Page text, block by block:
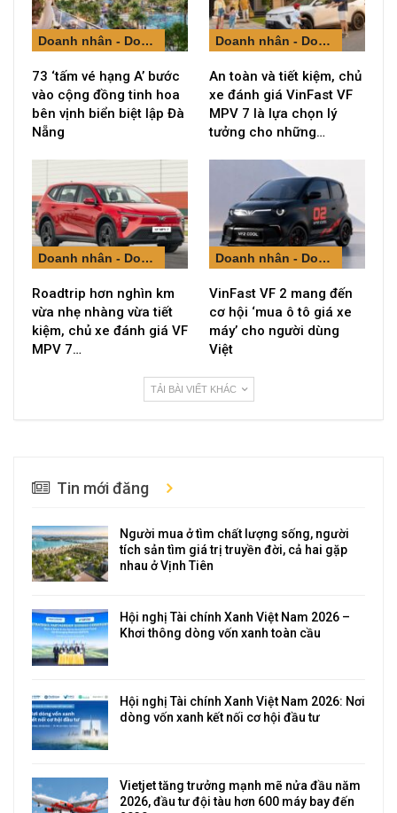
Doanh nhân - Doanh nghiệp
73 ‘tấm vé hạng A’ bước
vào cộng đồng tinh hoa
bên vịnh biển biệt lập Đà
Nẵng
Doanh nhân - Doanh nghiệp
An toàn và tiết kiệm, chủ
xe đánh giá VinFast VF
MPV 7 là lựa chọn lý
tưởng cho những…
Doanh nhân - Doanh nghiệp
Roadtrip hơn nghìn km
vừa nhẹ nhàng vừa tiết
kiệm, chủ xe đánh giá VF
MPV 7…
Doanh nhân - Doanh nghiệp
VinFast VF 2 mang đến
cơ hội ‘mua ô tô giá xe
máy’ cho người dùng
Việt
TẢI BÀI VIẾT KHÁC
Tin mới đăng
Người mua ở tìm chất lượng sống, người
tích sản tìm giá trị truyền đời, cả hai gặp
nhau ở Vịnh Tiên
Hội nghị Tài chính Xanh Việt Nam 2026 –
Khơi thông dòng vốn xanh toàn cầu
Hội nghị Tài chính Xanh Việt Nam 2026: Nơi
dòng vốn xanh kết nối cơ hội đầu tư
Vietjet tăng trưởng mạnh mẽ nửa đầu năm
2026, đầu tư đội tàu hơn 600 máy bay đến